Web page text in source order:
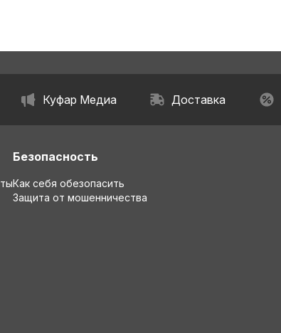
Куфар Медиа Доставка
Безопасность
Как себя обезопасить
Защита от мошенничества